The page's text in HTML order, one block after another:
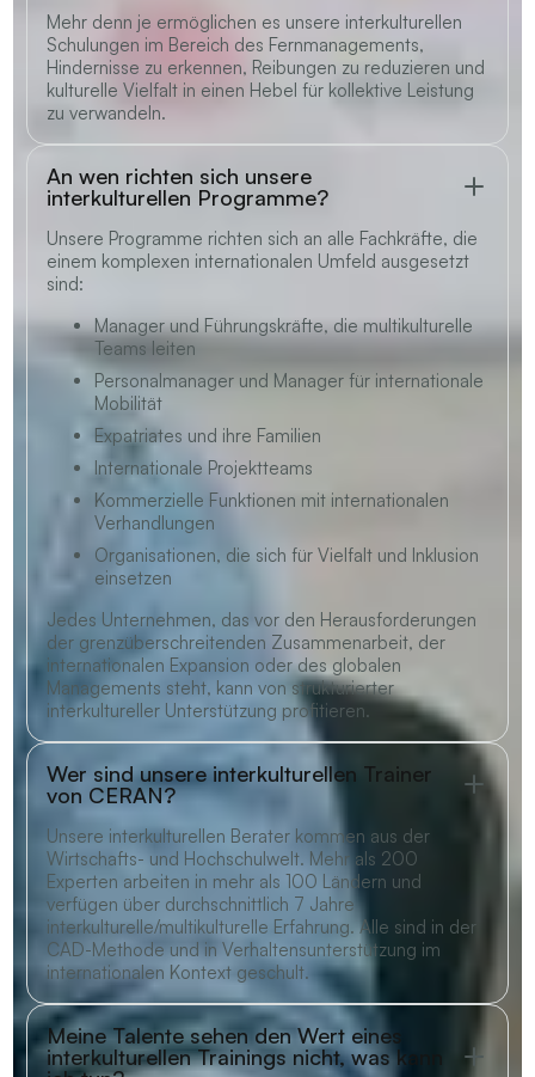
Mehr denn je ermöglichen es unsere interkulturellen
Schulungen im Bereich des Fernmanagements,
Hindernisse zu erkennen, Reibungen zu reduzieren und
kulturelle Vielfalt in einen Hebel für kollektive Leistung
zu verwandeln.
An wen richten sich unsere
interkulturellen Programme?
Unsere Programme richten sich an alle Fachkräfte, die
einem komplexen internationalen Umfeld ausgesetzt
sind:
Manager und Führungskräfte, die multikulturelle
Teams leiten
Personalmanager und Manager für internationale
Mobilität
Expatriates und ihre Familien
Internationale Projektteams
Kommerzielle Funktionen mit internationalen
Verhandlungen
Organisationen, die sich für Vielfalt und Inklusion
einsetzen
Jedes Unternehmen, das vor den Herausforderungen
der grenzüberschreitenden Zusammenarbeit, der
internationalen Expansion oder des globalen
Managements steht, kann von strukturierter
interkultureller Unterstützung profitieren.
Wer sind unsere interkulturellen Trainer
von CERAN?
Unsere interkulturellen Berater kommen aus der
Wirtschafts- und Hochschulwelt. Mehr als 200
Experten arbeiten in mehr als 100 Ländern und
verfügen über durchschnittlich 7 Jahre
interkulturelle/multikulturelle Erfahrung. Alle sind in der
CAD-Methode und in Verhaltensunterstützung im
internationalen Kontext geschult.
Meine Talente sehen den Wert eines
interkulturellen Trainings nicht, was kann